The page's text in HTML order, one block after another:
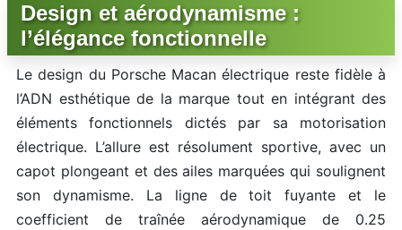
Design et aérodynamisme :
l’élégance fonctionnelle
Le design du Porsche Macan électrique reste fidèle à
l’ADN esthétique de la marque tout en intégrant des
éléments fonctionnels dictés par sa motorisation
électrique. L’allure est résolument sportive, avec un
capot plongeant et des ailes marquées qui soulignent
son dynamisme. La ligne de toit fuyante et le
coefficient de traînée aérodynamique de 0.25